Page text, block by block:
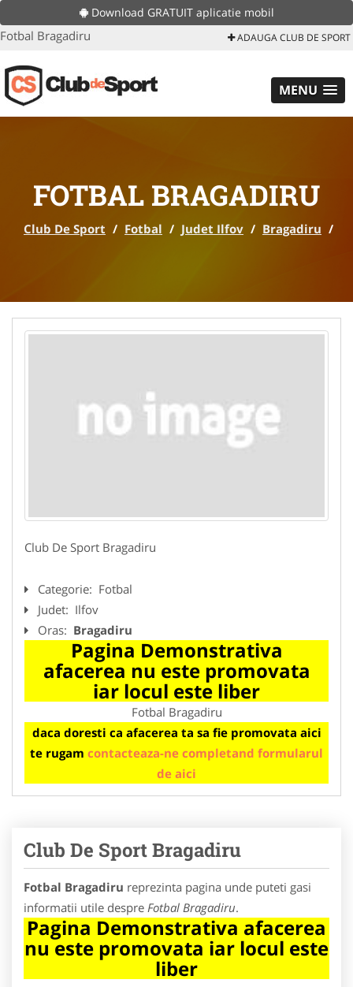
Download GRATUIT aplicatie mobil
Fotbal Bragadiru ADAUGA CLUB DE SPORT
MENU
FOTBAL BRAGADIRU
Club De Sport / Fotbal / Judet Ilfov / Bragadiru /
Club De Sport Bragadiru
Categorie: Fotbal
Judet: Ilfov
Oras: Bragadiru
Pagina Demonstrativa
afacerea nu este promovata
iar locul este liber
Fotbal Bragadiru
daca doresti ca afacerea ta sa fie promovata aici
te rugam contacteaza-ne completand formularul
de aici
Club De Sport Bragadiru
Fotbal Bragadiru reprezinta pagina unde puteti gasi
informatii utile despre Fotbal Bragadiru.
Pagina Demonstrativa afacerea
nu este promovata iar locul este
liber